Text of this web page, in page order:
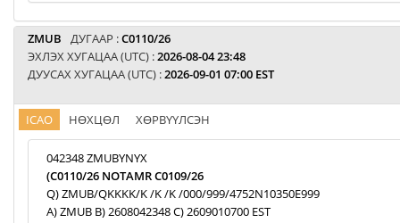
ZMUB ДУГААР :C0110/26
ЭХЛЭХ ХУГАЦАА (UTC) :2026-08-04 23:48
ДУУСАХ ХУГАЦАА (UTC) :2026-09-01 07:00 EST
ICAO НӨХЦӨЛ ХӨРВҮҮЛСЭН
042348 ZMUBYNYX
(C0110/26 NOTAMR C0109/26
Q) ZMUB/QKKKK/K /K /K /000/999/4752N10350E999
A) ZMUB B) 2608042348 C) 2609010700 EST